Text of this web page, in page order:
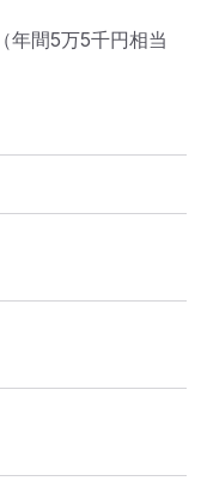
年間5万5千円相当